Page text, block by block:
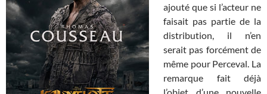
ajouté que si l’acteur ne
faisait pas partie de la
distribution, il n’en
serait pas forcément de
même pour Perceval. La
remarque fait déjà